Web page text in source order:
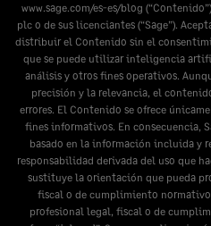
www.sage.com/es-es/blog
plc o de sus licenciantes (“Sage”).
distribuir el Contenido sin el
que se puede utilizar inteligencia
análisis y otros fines operativos.
precisión y la relevancia, el
errores. El Contenido se ofrece
fines informativos. En consecuencia,
basado en la información incluida y
responsabilidad derivada del uso que
sustituye la orientación que pueda
fiscal o de cumplimiento
profesional legal, fiscal o de